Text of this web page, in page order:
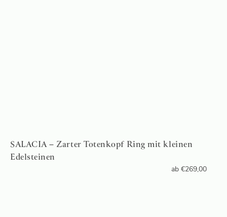
SALACIA – Zarter Totenkopf Ring mit kleinen
Edelsteinen
ab €269,00